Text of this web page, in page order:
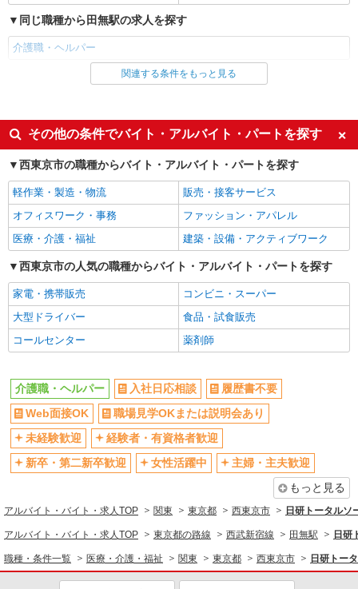
株式会社kotrio /●SW-S-2078231
シニア住宅のパートSTAFF◎日常のお手伝い
時給1550円〜2312円 ＜交通費全支給(ガソリ
ン代含む)＞
キープ 詳細を見る
株式会社トラストグロース 新宿本社 第3営業部
ショートステイでの介護士
時給：初任者研修1500円/実務者研修1600円/介
護福祉士1650円 ※資格や経験による
東京都西東京市
キープ 詳細を見る
派遣社員
株式会社トラストグロース 新宿本社 第3営業部
1夜勤：23800円〜27200円 ※資格や経験など
による
東京都西東京市
キープ 詳細を見る
株式会社kotrio /●TC-H-1992663
田無＊グループホームSTAFF＊生活のサポー
時給1600円〜2250円 ＜日払い有/週払い有/交
通費全支給(ガソリン代含む)＞
同じ職種から田無駅の求人を探す
介護職・ヘルパー
同じ雇用形態から田無駅の求人を探す
派遣社員
紹介予定派遣
同じ特徴から田無駅の求人を探す
入社日応相談
履歴書不要
Web面接OK
職場見学OKまたは説明会あり
未経験歓迎
経験者・有資格者歓迎
新卒・第二新卒歓迎
女性活躍中
主婦・主夫歓迎
フリーター歓迎
学歴不問
ブランクOK
ミドル（40代～）活躍中
エルダー（50代～）活躍中
シニア（60代～）活躍中
昇給あり
10時～勤務OK
16時前退社OK
時間や曜日が選べる・シフト自由
深夜
禁煙・分煙
残業ほぼなし
転勤なし
登録制
社割・特典あり
研修制度あり
資格取得支援制度あり
同じ職種から求人を探す
医療・介護・福祉
関連する条件をもっと見る
その他の条件でバイト・アルバイト・パートを探す
西東京市の職種からバイト・アルバイト・パートを探す
軽作業・製造・物流
販売・接客サービス
オフィスワーク・事務
ファッション・アパレル
医療・介護・福祉
建築・設備・アクティブワーク
西東京市の人気の職種からバイト・アルバイト・パートを探す
家電・携帯販売
コンビニ・スーパー
大型ドライバー
食品・試食販売
コールセンター
薬剤師
介護職・ヘルパー 入社日応相談
履歴書不要
Web面接OK
職場見学OKまたは説明会あり
未経験歓迎
経験者・有資格者歓迎
新卒・第二新卒歓迎
女性活躍中
主婦・主夫歓迎
もっと見る
アルバイト・バイト・求人TOP 関東 東京都 西東京市 日研トータル
アルバイト・バイト・求人TOP 東京都の路線 西武新宿線 田無駅 日研
職種・条件一覧 医療・介護・福祉 関東 東京都 西東京市 日研トー